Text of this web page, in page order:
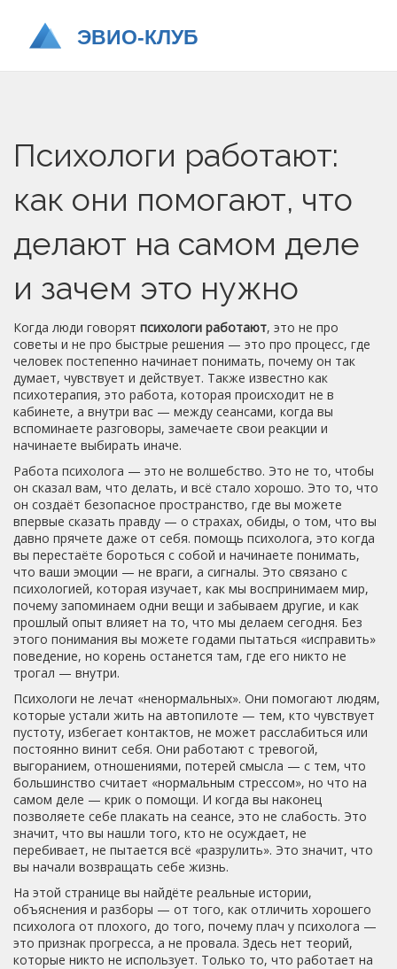
Психологи работают:
как они помогают, что
делают на самом деле
и зачем это нужно
Когда люди говорят психологи работают, это не про
советы и не про быстрые решения — это про процесс, где
человек постепенно начинает понимать, почему он так
думает, чувствует и действует. Также известно как
психотерапия, это работа, которая происходит не в
кабинете, а внутри вас — между сеансами, когда вы
вспоминаете разговоры, замечаете свои реакции и
начинаете выбирать иначе.
Работа психолога — это не волшебство. Это не то, чтобы
он сказал вам, что делать, и всё стало хорошо. Это то, что
он создаёт безопасное пространство, где вы можете
впервые сказать правду — о страхах, обиды, о том, что вы
давно прячете даже от себя. помощь психолога, это когда
вы перестаёте бороться с собой и начинаете понимать,
что ваши эмоции — не враги, а сигналы. Это связано с
психологией, которая изучает, как мы воспринимаем мир,
почему запоминаем одни вещи и забываем другие, и как
прошлый опыт влияет на то, что мы делаем сегодня. Без
этого понимания вы можете годами пытаться «исправить»
поведение, но корень останется там, где его никто не
трогал — внутри.
Психологи не лечат «ненормальных». Они помогают людям,
которые устали жить на автопилоте — тем, кто чувствует
пустоту, избегает контактов, не может расслабиться или
постоянно винит себя. Они работают с тревогой,
выгоранием, отношениями, потерей смысла — с тем, что
большинство считает «нормальным стрессом», но что на
самом деле — крик о помощи. И когда вы наконец
позволяете себе плакать на сеансе, это не слабость. Это
значит, что вы нашли того, кто не осуждает, не
перебивает, не пытается всё «разрулить». Это значит, что
вы начали возвращать себе жизнь.
На этой странице вы найдёте реальные истории,
объяснения и разборы — от того, как отличить хорошего
психолога от плохого, до того, почему плач у психолога —
это признак прогресса, а не провала. Здесь нет теорий,
которые никто не использует. Только то, что работает на